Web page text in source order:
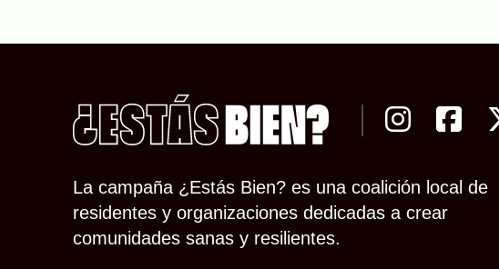
La campaña ¿Estás Bien? es una coalición local de
residentes y organizaciones dedicadas a crear
comunidades sanas y resilientes.